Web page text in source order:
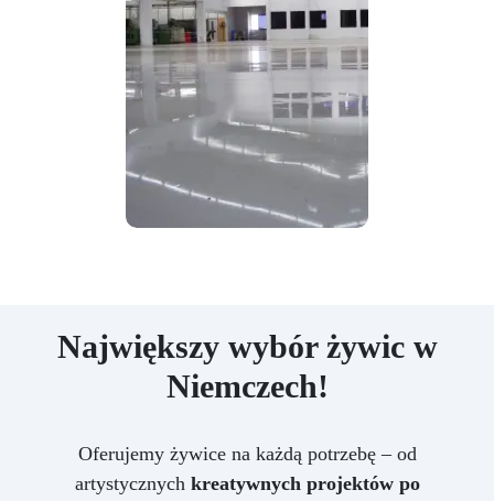
Największy wybór żywic w
Niemczech!
Oferujemy żywice na każdą potrzebę – od
artystycznych kreatywnych projektów po